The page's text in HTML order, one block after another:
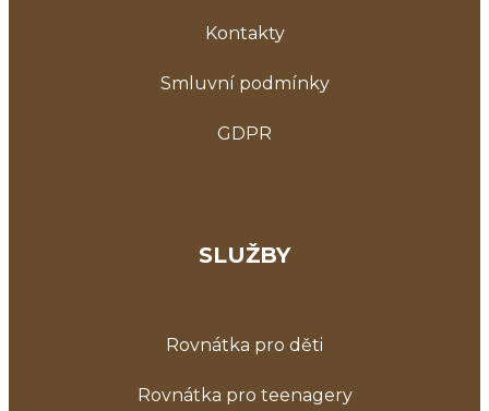
Kontakty
Smluvní podmínky
GDPR
SLUŽBY
Rovnátka pro děti
Rovnátka pro teenagery